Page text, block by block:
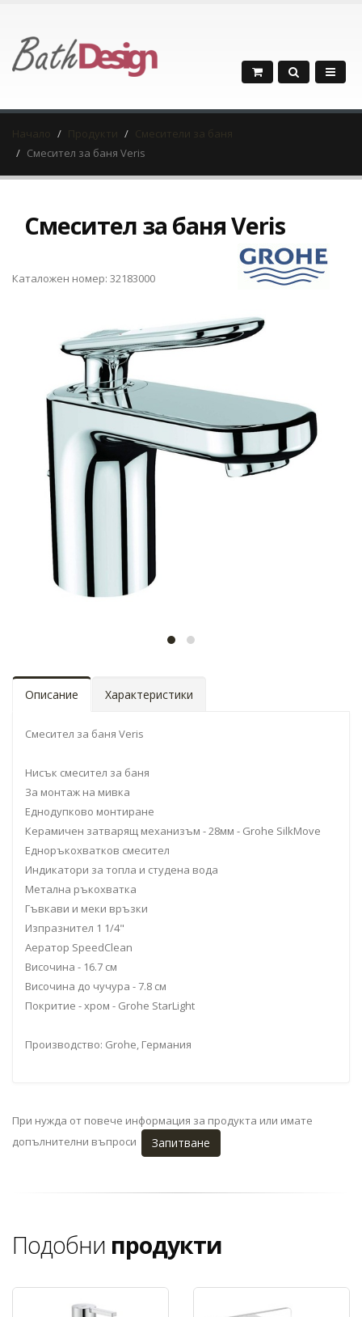
Начало Продукти
Смесители за баня
Смесител за баня Veris
Смесител за баня Veris
Каталожен номер: 32183000
Описание Характеристики
Смесител за баня Veris
Нисък смесител за баня
За монтаж на мивка
Еднодупково монтиране
Керамичен затварящ механизъм - 28мм - Grohe SilkMove
Едноръкохватков смесител
Индикатори за топла и студена вода
Метална ръкохватка
Гъвкави и меки връзки
Изпразнител 1 1/4"
Аератор SpeedClean
Височина - 16.7 см
Височина до чучура - 7.8 см
Покритие - хром - Grohe StarLight
Производство: Grohe, Германия
При нужда от повече информация за продукта или имате
допълнителни въпроси
Запитване
Подобни продукти